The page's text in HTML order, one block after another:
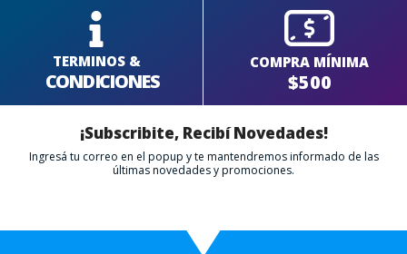
TERMINOS &
CONDICIONES
COMPRA MÍNIMA
$500
¡Subscribite, Recibí Novedades!
Ingresá tu correo en el popup y te mantendremos informado de las
últimas novedades y promociones.